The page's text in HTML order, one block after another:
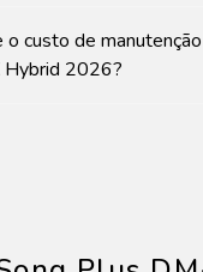
o custo de
Hybrid 2026?